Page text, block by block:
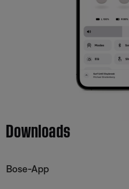
Downloads
Bose-App